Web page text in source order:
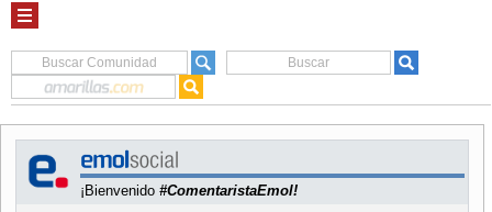
¡Bienvenido #ComentaristaEmol!